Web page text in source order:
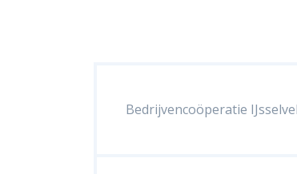
Bedrijvencoöperatie